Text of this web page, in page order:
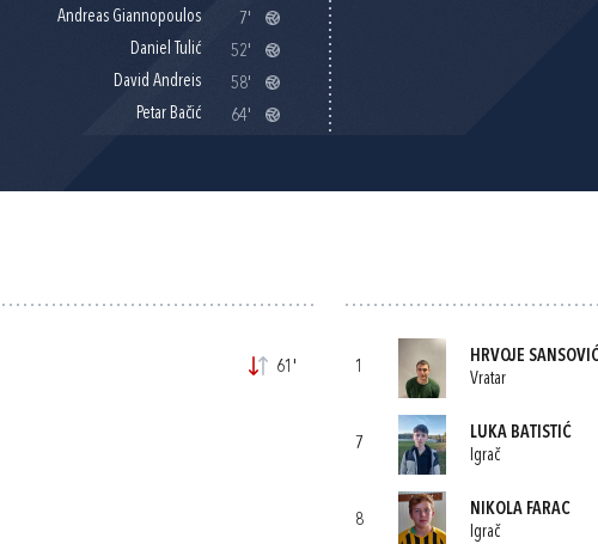
Andreas Giannopoulos
7'
Daniel Tulić
52'
David Andreis
58'
Petar Bačić
64'
61' 1
HRVOJE
Vratar
7
LUKA BATISTIĆ
Igrač
8
NIKOLA FARAC
Igrač